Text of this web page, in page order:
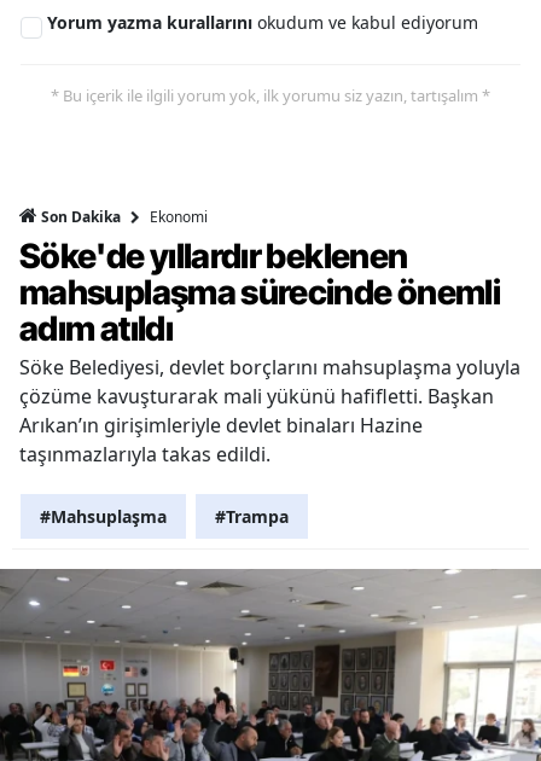
Yorum yazma kurallarını okudum ve kabul ediyorum
* Bu içerik ile ilgili yorum yok, ilk yorumu siz yazın, tartışalım *
Son Dakika Ekonomi
Söke'de yıllardır beklenen
mahsuplaşma sürecinde önemli
adım atıldı
Söke Belediyesi, devlet borçlarını mahsuplaşma yoluyla
çözüme kavuşturarak mali yükünü hafifletti. Başkan
Arıkan’ın girişimleriyle devlet binaları Hazine
taşınmazlarıyla takas edildi.
#Mahsuplaşma #Trampa